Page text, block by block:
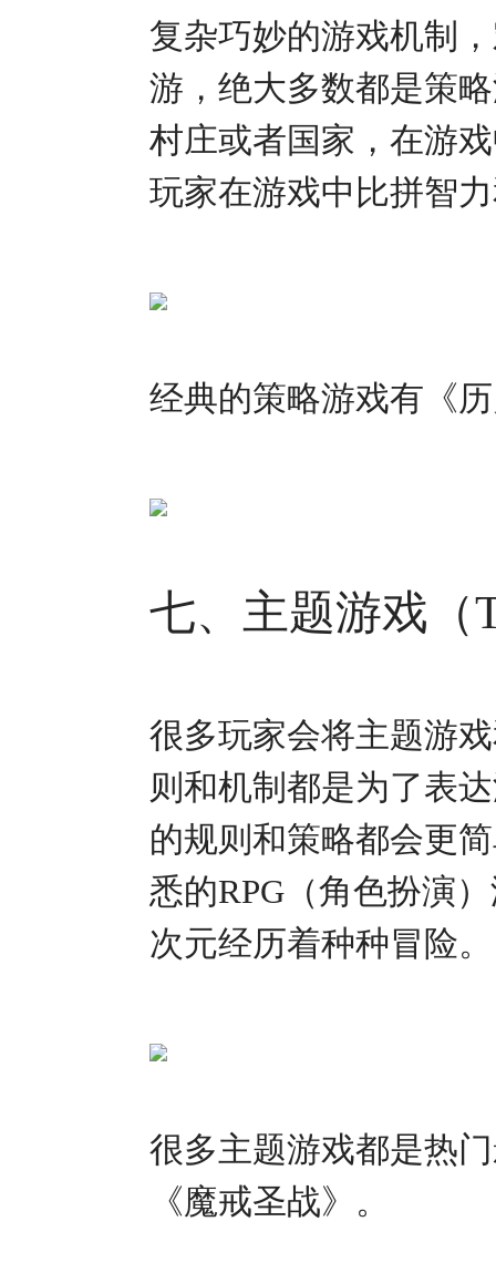
复杂巧妙的游戏机制
游，绝大多数都是策
村庄或者国家，在游
玩家在游戏中比拼智
经典的策略游戏有《
七、主题游戏（
很多玩家会将主题游
则和机制都是为了表
的规则和策略都会更
悉的RPG（角色扮演
次元经历着种种冒险。
很多主题游戏都是热
《魔戒圣战》。